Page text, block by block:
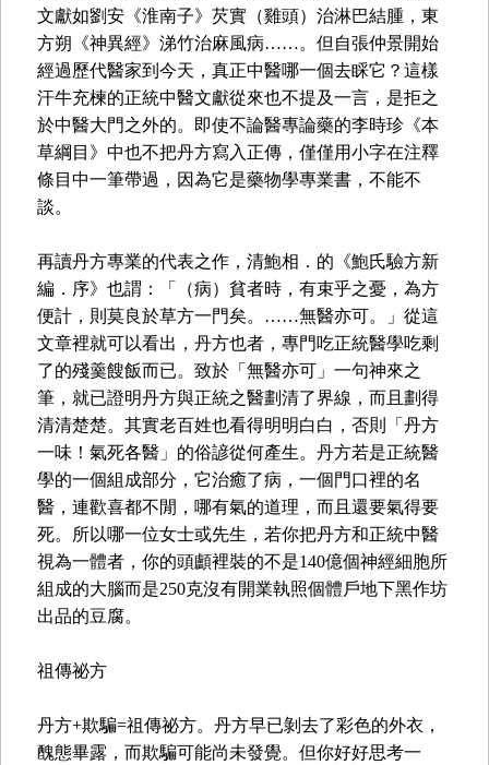
文獻如劉安《淮南子》芡實（雞頭）治淋巴結腫，東
方朔《神異經》涕竹治麻風病……。但自張仲景開始
經過歷代醫家到今天，真正中醫哪一個去睬它？這樣
汗牛充楝的正統中醫文獻從來也不提及一言，是拒之
於中醫大門之外的。即使不論醫專論藥的李時珍《本
草綱目》中也不把丹方寫入正傳，僅僅用小字在注釋
條目中一筆帶過，因為它是藥物學專業書，不能不
談。
再讀丹方專業的代表之作，清鮑相．的《鮑氏驗方新
編．序》也謂：「（病）貧者時，有束乎之憂，為方
便計，則莫良於草方一門矣。……無醫亦可。」從這
文章裡就可以看出，丹方也者，專門吃正統醫學吃剩
了的殘羹餿飯而已。致於「無醫亦可」一句神來之
筆，就已證明丹方與正統之醫劃清了界線，而且劃得
清清楚楚。其實老百姓也看得明明白白，否則「丹方
一味！氣死各醫」的俗諺從何產生。丹方若是正統醫
學的一個組成部分，它治癒了病，一個門口裡的名
醫，連歡喜都不閒，哪有氣的道理，而且還要氣得要
死。所以哪一位女士或先生，若你把丹方和正統中醫
視為一體者，你的頭顱裡裝的不是140億個神經細胞所
組成的大腦而是250克沒有開業執照個體戶地下黑作坊
出品的豆腐。
祖傳祕方
丹方+欺騙=祖傳祕方。丹方早已剝去了彩色的外衣，
醜態畢露，而欺騙可能尚未發覺。但你好好思考一